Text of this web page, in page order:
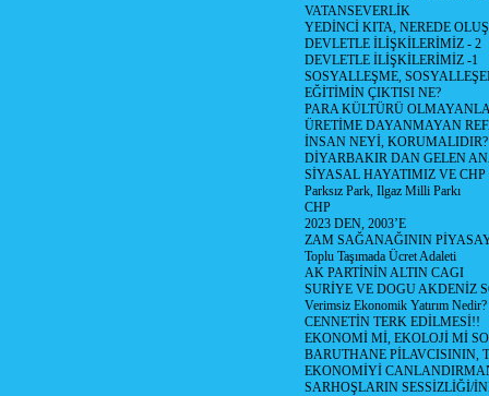
VATANSEVERLİK
YEDİNCİ KITA, NEREDE
DEVLETLE İLİŞKİLERİMİZ - 2
DEVLETLE İLİŞKİLERİMİZ -1
SOSYALLEŞME,
EĞİTİMİN ÇIKTISI NE?
PARA KÜLTÜRÜ
ÜRETİME DAYANMAYAN
İNSAN NEYİ, KORUMALIDIR?
DİYARBAKIR DAN GELEN
SİYASAL HAYATIMIZ VE CHP
Parksız Park, Ilgaz Milli Parkı
CHP
2023 DEN, 2003’E
ZAM SAĞANAĞININ
Toplu Taşımada Ücret Adaleti
AK PARTİNİN ALTIN CAGI
SURİYE VE DOGU AKDENİZ
Verimsiz Ekonomik Yatırım Nedir?
CENNETİN TERK EDİLMESİ!!
EKONOMİ Mİ, EKOLOJİ Mİ
BARUTHANE PİLAVCISININ,
EKONOMİYİ
SARHOŞLARIN SESSİZLİĞİ/